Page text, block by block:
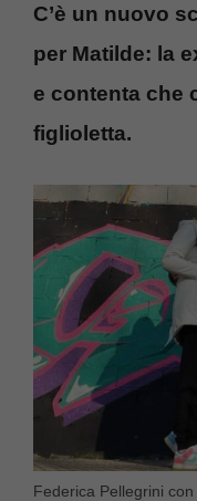
C’è un nuovo
per Matilde: la
e contenta che
figlioletta.
Federica Pellegrini